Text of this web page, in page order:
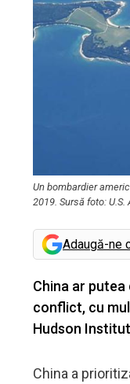
Un bombardier
2019. Sursă foto: U.S.
Adaugă-ne
China ar
conflict, cu
Hudson
China a